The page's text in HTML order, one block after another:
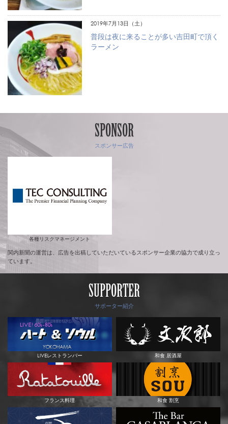
2019年7月13日（土）
普段は夜に来ることが多い吉田町で頂く
ラーメン
SPONSOR
スポンサー広告
各種リスクマネージメント
関内新聞の運営は、広告を出稿していただいているスポンサー企業の協力で成り立っ
ています。
SUPPORTER
サポーター紹介
LIVEレストランバー 和食 居酒屋
フランス料理 和食 割烹